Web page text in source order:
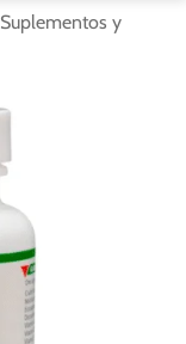
Suplementos y